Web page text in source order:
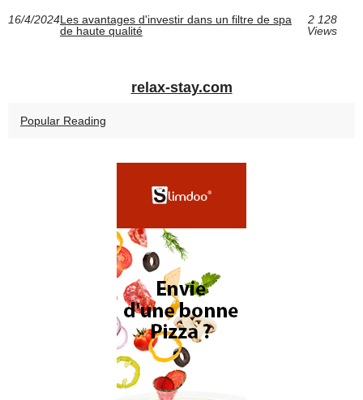
16/4/2024Les avantages d'investir dans un filtre de spa
de haute qualité
2 128
Views
relax-stay.com
Popular Reading